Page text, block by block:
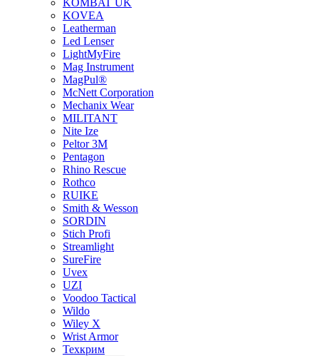
KOMBAT UK
KOVEA
Leatherman
Led Lenser
LightMyFire
Mag Instrument
MagPul®
McNett Corporation
Mechanix Wear
MILITANT
Nite Ize
Peltor 3M
Pentagon
Rhino Rescue
Rothco
RUIKE
Smith & Wesson
SORDIN
Stich Profi
Streamlight
SureFire
Uvex
UZI
Voodoo Tactical
Wildo
Wiley X
Wrist Armor
Техкрим